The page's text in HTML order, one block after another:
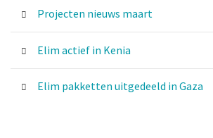
Projecten nieuws maart
Elim actief in Kenia
Elim pakketten uitgedeeld in Gaza